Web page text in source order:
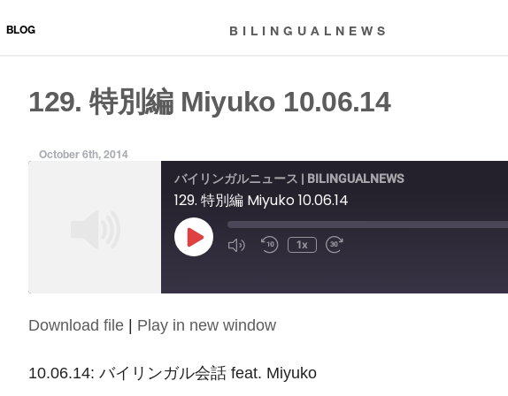
BLOG BILINGUALNEWS
129. 特別編 Miyuko 10.06.14
October 6th, 2014
バイリンガルニュース | BILINGUALNEWS
129. 特別編 Miyuko 10.06.14
Play
Episode
1x
SHARE
LINK
Download file | Play in new window
10.06.14: バイリンガル会話 feat. Miyuko